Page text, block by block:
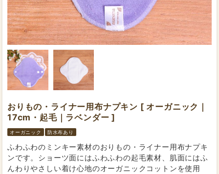
おりもの・ライナー用布ナプキン [ オーガニック｜
17cm・起毛｜ラベンダー ]
オーガニック 防水布あり
ふわふわのミンキー素材のおりもの・ライナー用布ナプキ
ンです。ショーツ面にはふわふわの起毛素材、肌面にはふ
んわりやさしい着け心地のオーガニックコットンを使用